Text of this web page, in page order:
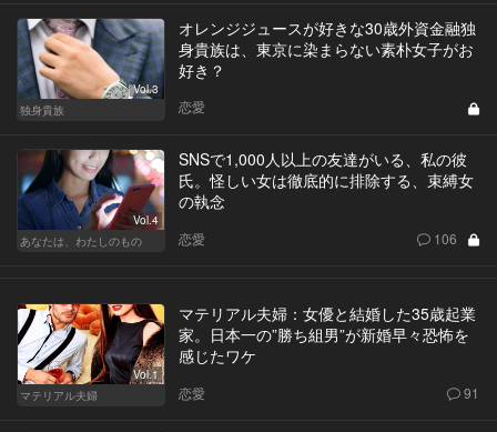
Vol.3
独身貴族
オレンジジュースが好きな30歳外資金融独
身貴族は、東京に染まらない素朴女子がお
好き？
恋愛
Vol.4
あなたは、わたしのもの
SNSで1,000人以上の友達がいる、私の彼
氏。怪しい女は徹底的に排除する、束縛女
の執念
恋愛 106
Vol.1
マテリアル夫婦
マテリアル夫婦：女優と結婚した35歳起業
家。日本一の”勝ち組男”が新婚早々恐怖を
感じたワケ
恋愛 91